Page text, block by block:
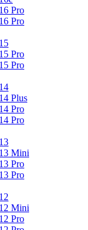
Pro
Pro
Pro
Pro
Plus
Pro
Pro
Mini
Pro
Pro
Mini
Pro